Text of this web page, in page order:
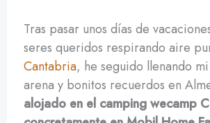
Tras pasar unos días de
seres queridos respirando aire
Cantabria, he seguido llenando
arena y bonitos recuerdos en
alojado en el camping wecamp